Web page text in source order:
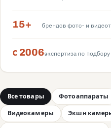
15+ брендов фото- и
с 2006экспертиза по подбору
Все товары Фотоаппараты
Видеокамеры Экшн